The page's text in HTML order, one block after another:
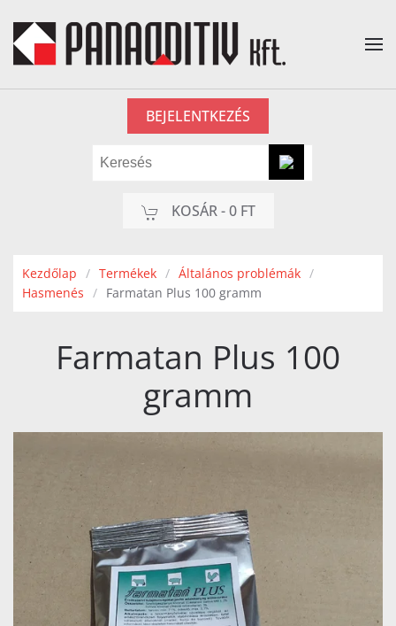
Fő tartalom átugrása
BEJELENTKEZÉS
KOSÁR -0 FT
Kezdőlap Termékek
Általános problémák
Hasmenés
Farmatan Plus 100 gramm
Farmatan Plus 100
gramm